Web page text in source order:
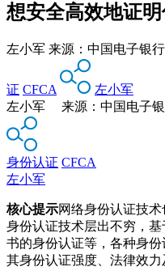
想安全高效地证
左小军 来源： 中国电子银
证 CFCA
左小军
左小军 来源：中国电子
身份认证 CFCA
左小军
核心提示网络身份认证技
身份认证技术层出不穷，
书的身份认证等，各种身份
其身份认证强度、法律效力